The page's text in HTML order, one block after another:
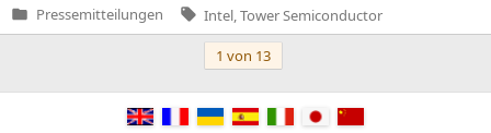
Veröffentlicht
in
Pressemitteilungen Tags:
Intel Tower Semiconductor
Beitragsnavigation
1 von 13